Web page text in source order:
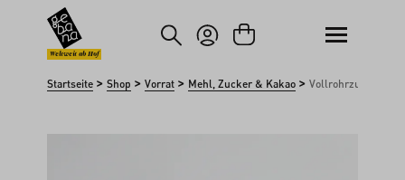
Hauptinhalt springen
Zur Suche springen
Weltweit ab Hof
Startseite > Shop > Vorrat > Mehl, Zucker & Kakao > Vollrohrzucker